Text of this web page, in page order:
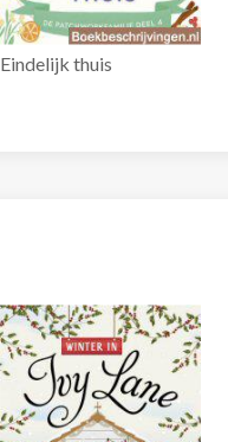
Eindelijk thuis